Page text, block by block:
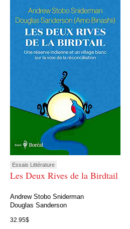
Essais Littérature
Les Deux Rives de la Birdtail
Andrew Stobo Sniderman
Douglas Sanderson
32.95$